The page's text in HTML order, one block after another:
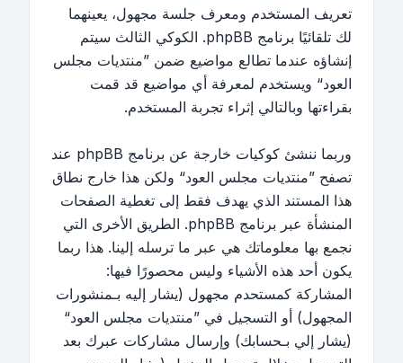
تعريف المستخدم ومعرف جلسة مجهول، يعينهما
لك تلقائيًا برنامج phpBB. الكوكي الثالث سيتم
إنشاؤه عندما تطالع مواضيع ضمن ”منتديات مجلس
العود“ ويستخدم لمعرفة أي مواضيع قد قمت
بقراءتها وبالتالي إثراء تجربة المستخدم.
وربما ننشئ كوكيات خارجة عن برنامج phpBB عند
تصفح ”منتديات مجلس العود“ ولكن هذا خارج نطاق
هذا المستند الذي يهدف فقط إلى تغطية الصفحات
المنشأة عبر برنامج phpBB. الطريق الأخرى التي
نجمع بها معلوماتك هي عبر ما ترسله إلينا. هذا ربما
يكون أحد هذه الأشياء وليس محصورًا فيها:
المشاركة كمستحدم مجهول (يشار إليه بـمنشورات
المجهول) أو التسجيل في ”منتديات مجلس العود“
(يشار إلي بـحسابك) وإرسال مشاركات عبرك بعد